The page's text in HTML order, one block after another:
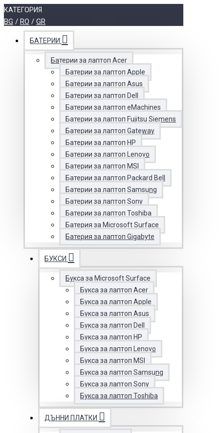
КАТЕГОРИЯ
BG / RO / GR
БАТЕРИИ
Батерии за лаптоп Acer
Батерии за лаптоп Apple
Батерии за лаптоп Asus
Батерии за лаптоп Dell
Батерии за лаптоп eMachines
Батерии за лаптоп Fujitsu Siemens
Батерии за лаптоп Gateway
Батерии за лаптоп HP
Батерии за лаптоп Lenovo
Батерии за лаптоп MSI
Батерии за лаптоп Packard Bell
Батерии за лаптоп Samsung
Батерии за лаптоп Sony
Батерии за лаптоп Toshiba
Батерия за Microsoft Surface
Батерия за лаптоп Gigabyte
БУКСИ
Букса за Microsoft Surface
Букса за лаптоп Acer
Букса за лаптоп Apple
Букса за лаптоп Asus
Букса за лаптоп Dell
Букса за лаптоп HP
Букса за лаптоп Lenovo
Букса за лаптоп MSI
Букса за лаптоп Samsung
Букса за лаптоп Sony
Букса за лаптоп Toshiba
ДЪННИ ПЛАТКИ